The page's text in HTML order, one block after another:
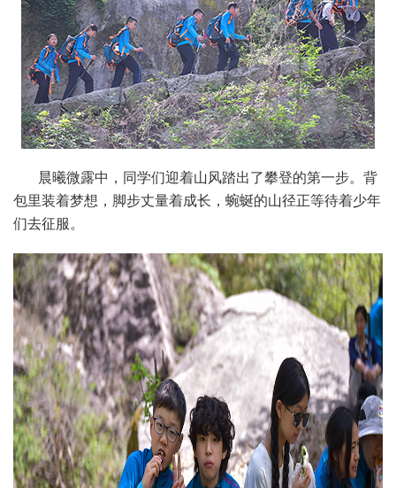
晨曦微露中，同学们迎着山风踏出了攀登的第一步。背
包里装着梦想，脚步丈量着成长，蜿蜒的山径正等待着少年
们去征服。